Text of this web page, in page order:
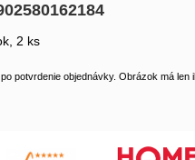
2 ks
potvrdenie objednávky. Obrázok má len